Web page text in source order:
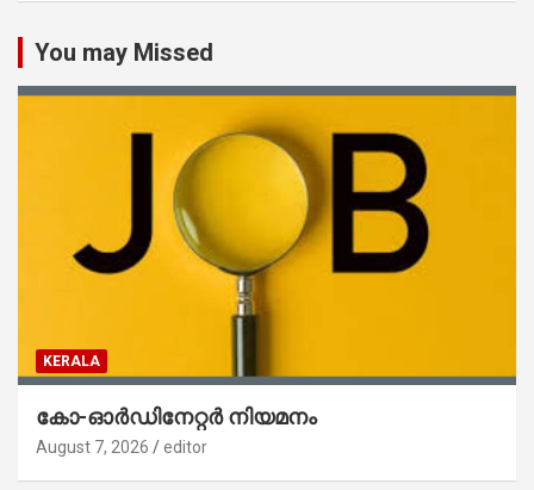
You may Missed
KERALA
കോ-ഓർഡിനേറ്റർ നിയമനം
August 7, 2026 editor